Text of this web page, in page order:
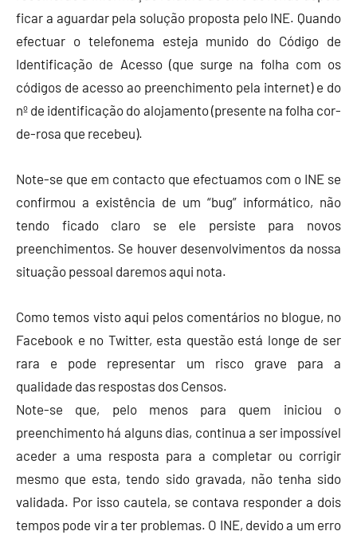
ficar a aguardar pela solução proposta pelo INE. Quando
efectuar o telefonema esteja munido do Código de
Identificação de Acesso (que surge na folha com os
códigos de acesso ao preenchimento pela internet) e do
nº de identificação do alojamento (presente na folha cor-
de-rosa que recebeu).
Note-se que em contacto que efectuamos com o INE se
confirmou a existência de um “bug” informático, não
tendo ficado claro se ele persiste para novos
preenchimentos. Se houver desenvolvimentos da nossa
situação pessoal daremos aqui nota.
Como temos visto aqui pelos comentários no blogue, no
Facebook e no Twitter, esta questão está longe de ser
rara e pode representar um risco grave para a
qualidade das respostas dos Censos.
Note-se que, pelo menos para quem iniciou o
preenchimento há alguns dias, continua a ser impossível
aceder a uma resposta para a completar ou corrigir
mesmo que esta, tendo sido gravada, não tenha sido
validada. Por isso cautela, se contava responder a dois
tempos pode vir a ter problemas. O INE, devido a um erro